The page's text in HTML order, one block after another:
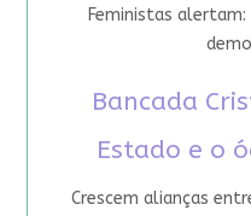
Feministas
Bancada
Estado e o
Crescem alianças